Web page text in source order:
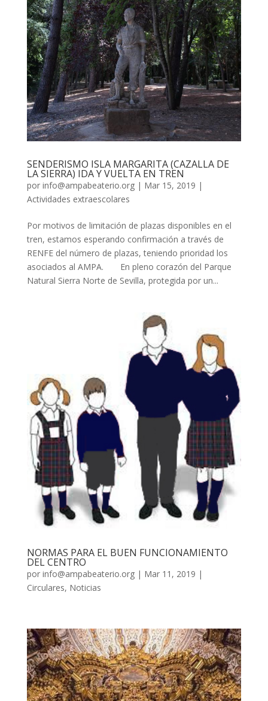
SENDERISMO ISLA MARGARITA (CAZALLA DE
LA SIERRA) IDA Y VUELTA EN TREN
por info@ampabeaterio.org| Mar 15, 2019 |
Actividades extraescolares
Por motivos de limitación de plazas disponibles en el
tren, estamos esperando confirmación a través de
RENFE del número de plazas, teniendo prioridad los
asociados al AMPA. En pleno corazón del Parque
Natural Sierra Norte de Sevilla, protegida por un...
NORMAS PARA EL BUEN FUNCIONAMIENTO
DEL CENTRO
por info@ampabeaterio.org| Mar 11, 2019 |
Circulares, Noticias